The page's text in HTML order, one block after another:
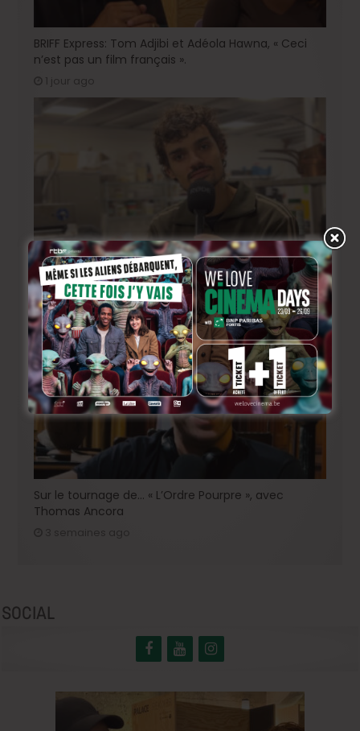
BRIFF Express: Tom Adjibi et Adéola Hawna, « Ceci
n’est pas un film français ».
1 jour ago
Sur le tournage de « Please », avec Victor Ruprich-
Robert
2 semaines ago
Sur le tournage de… « L’Ordre Pourpre », avec
Thomas Ancora
SOCIAL